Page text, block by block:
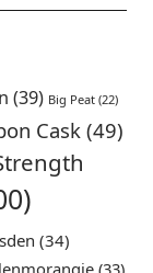
(39) Big Peat(22)
Cask(49)
(34)
(33)